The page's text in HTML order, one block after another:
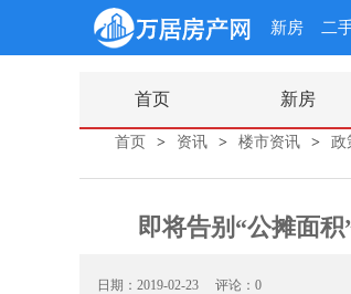
新房 二
首页 新房
首页 > 资讯 > 楼市资讯 > 政
即将告别“公摊面
日期：2019-02-23 评论：0